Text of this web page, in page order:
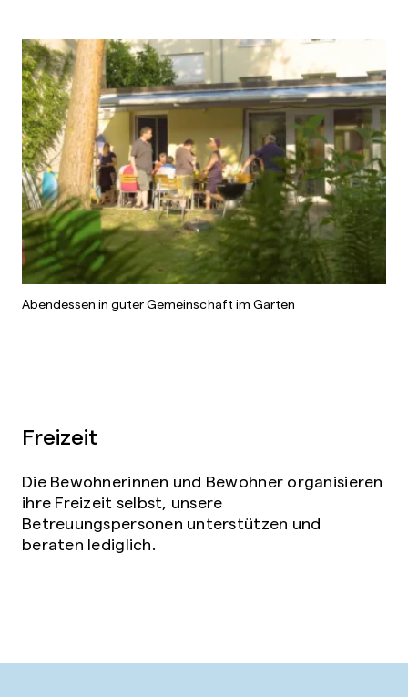
Abendessen in guter Gemeinschaft im Garten
Freizeit
Die Bewohnerinnen und Bewohner organisieren
ihre Freizeit selbst, unsere
Betreuungspersonen unterstützen und
beraten lediglich.